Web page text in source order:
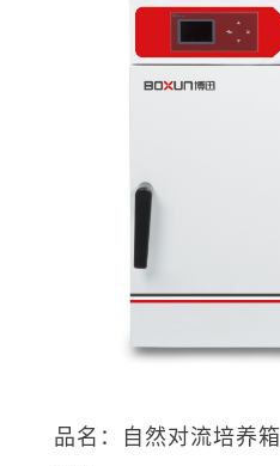
品名：自然对流培养箱